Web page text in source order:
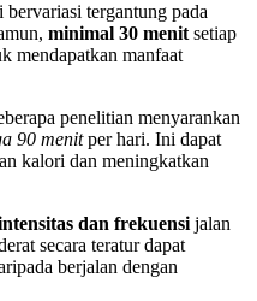
tergantung pada
minimal 30 menit setiap
mendapatkan manfaat
penelitian menyarankan
90 menitper hari. Ini dapat
kalori dan meningkatkan
dan frekuensi jalan
secara teratur dapat
berjalan dengan